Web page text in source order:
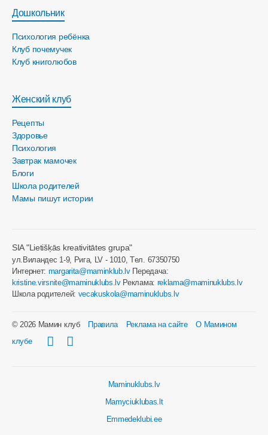
Дошкольник
Психология ребёнка
Клуб почемучек
Клуб книголюбов
Женский клуб
Рецепты
Здоровье
Психология
Завтрак мамочек
Блоги
Школа родителей
Мамы пишут истории
SIA "Lietišķās kreativitātes grupa"
ул.Виландес 1-9, Рига, LV - 1010, Tел. 67350750
Интернет: margarita@maminklub.lvПередача:
kristine.virsnite@maminuklubs.lvРеклама: reklama@maminuklubs.lv
Школа родителей: vecakuskola@maminuklubs.lv
© 2026 Мамин клуб Правила Реклама на сайте
О Мамином
клубе
Maminuklubs.lv
Mamyciuklubas.lt
Emmedeklubi.ee